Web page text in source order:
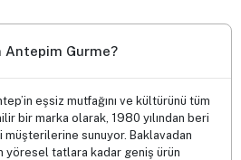
Antepim Gurme?
eşsiz mutfağını ve kültürünü tüm
bir marka olarak, 1980 yılından beri
sunuyor. Baklavadan
yöresel tatlara kadar geniş ürün